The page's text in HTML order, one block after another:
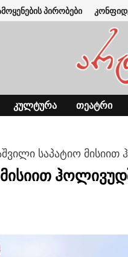
პირობები
ᲙᲣᲚᲢᲣᲠᲐ ᲗᲔᲐᲢᲠᲘ
საპატიო მისიით